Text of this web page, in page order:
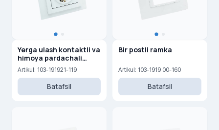
Yerga ulash kontaktli va
himoya pardachali
rozetka, 16A, 250V
Artikul: 103-191921-119
Batafsil
Bir postli ramka
Artikul: 103-1919 00-160
Batafsil